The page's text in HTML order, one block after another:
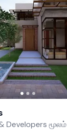
Developers மூலம்